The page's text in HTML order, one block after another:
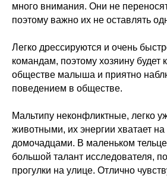
много внимания. Они не
поэтому важно их не оставлять
Легко дрессируются и очень
командам, поэтому хозяину будет
обществе малыша и приятно
поведением в обществе.
Мальтипу неконфликтные, легко
животными, их энергии хватает
домочадцами. В маленьком
большой талант исследователя,
прогулки на улице. Отлично